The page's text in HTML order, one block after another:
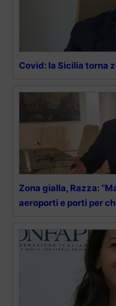
Covid: la Sicilia torna
Zona gialla, Razza:
aeroporti e porti per